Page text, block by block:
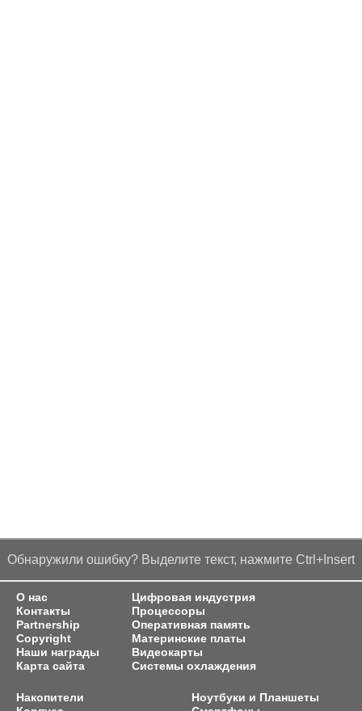
Обнаружили ошибку? Выделите текст, нажмите Ctrl+Insert
О нас
Контакты
Partnership
Copyright
Наши награды
Карта сайта
Цифровая индустрия
Процессоры
Оперативная память
Материнские платы
Видеокарты
Системы охлаждения
Накопители
Ноутбуки и Планшеты